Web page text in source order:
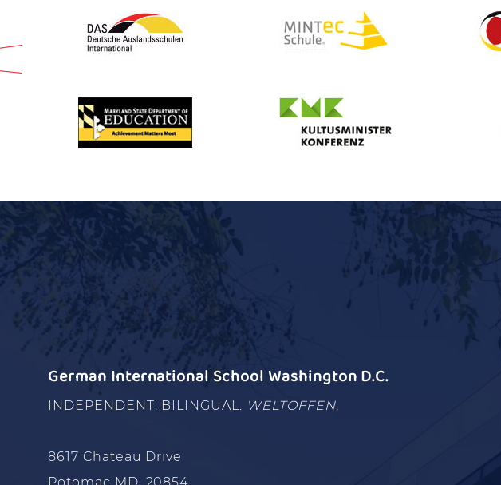
German International School Washington D.C.
INDEPENDENT. BILINGUAL. WELTOFFEN.
8617 Chateau Drive